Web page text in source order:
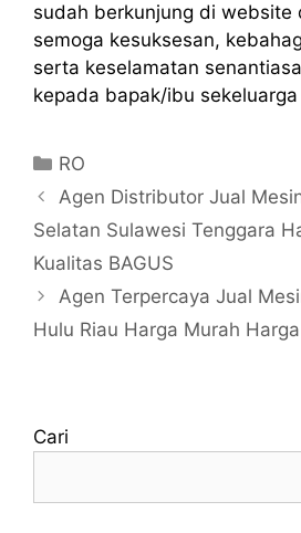
sudah berkunjung di website
semoga kesuksesan,
serta keselamatan
kepada bapak/ibu
Kategori
RO
Agen Distributor Jual
Selatan Sulawesi Tenggara
Kualitas BAGUS
Agen Terpercaya Jual
Hulu Riau Harga Murah
Cari